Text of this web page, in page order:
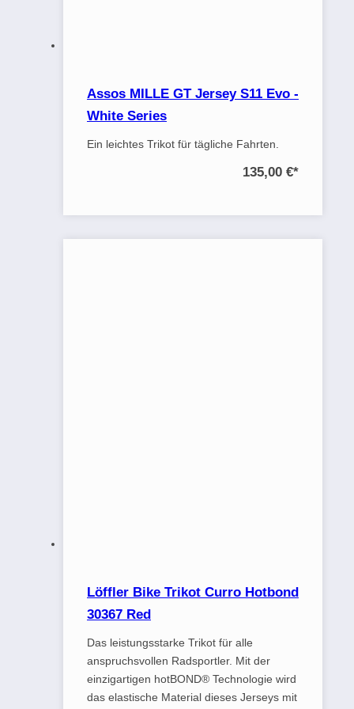
Assos MILLE GT Jersey S11 Evo -
White Series
Ein leichtes Trikot für tägliche Fahrten.
135,00 €*
Löffler Bike Trikot Curro Hotbond
30367 Red
Das leistungsstarke Trikot für alle
anspruchsvollen Radsportler. Mit der
einzigartigen hotBOND® Technologie wird
das elastische Material dieses Jerseys mit